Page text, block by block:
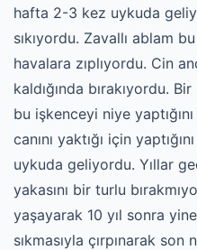
hafta 2-3 kez uykuda
sıkıyordu. Zavallı ablam
havalara zıplıyordu. Cin
kaldığında bırakıyordu.
bu işkenceyi niye
canını yaktığı için
uykuda geliyordu. Yıllar
yakasını bir turlu
yaşayarak 10 yıl sonra
sıkmasıyla çırpınarak